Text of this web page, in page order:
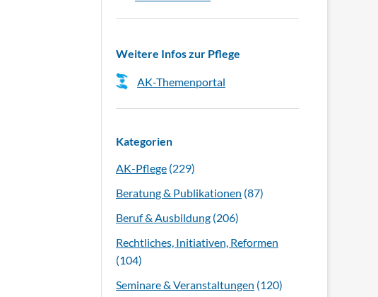
Weitere Infos zur Pflege
AK-Themenportal
Kategorien
AK-Pflege (229)
Beratung & Publikationen (87)
Beruf & Ausbildung (206)
Rechtliches, Initiativen, Reformen
(104)
Seminare & Veranstaltungen (120)